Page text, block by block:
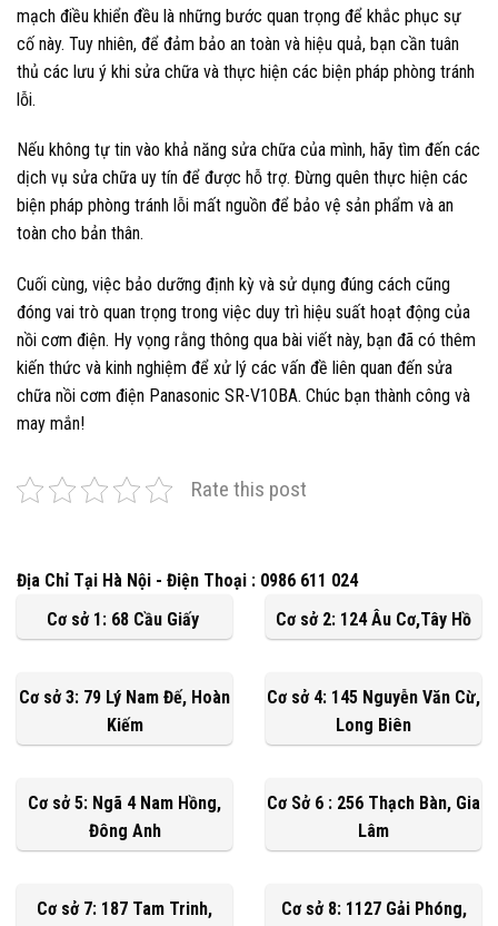
mạch điều khiển đều là những bước quan trọng để khắc phục sự
cố này. Tuy nhiên, để đảm bảo an toàn và hiệu quả, bạn cần tuân
thủ các lưu ý khi sửa chữa và thực hiện các biện pháp phòng tránh
lỗi.
Nếu không tự tin vào khả năng sửa chữa của mình, hãy tìm đến các
dịch vụ sửa chữa uy tín để được hỗ trợ. Đừng quên thực hiện các
biện pháp phòng tránh lỗi mất nguồn để bảo vệ sản phẩm và an
toàn cho bản thân.
Cuối cùng, việc bảo dưỡng định kỳ và sử dụng đúng cách cũng
đóng vai trò quan trọng trong việc duy trì hiệu suất hoạt động của
nồi cơm điện. Hy vọng rằng thông qua bài viết này, bạn đã có thêm
kiến thức và kinh nghiệm để xử lý các vấn đề liên quan đến sửa
chữa nồi cơm điện Panasonic SR-V10BA. Chúc bạn thành công và
may mắn!
Rate this post
Địa Chỉ Tại Hà Nội - Điện Thoại : 0986 611 024
Cơ sở 1: 68 Cầu Giấy
Cơ sở 2: 124 Âu Cơ,Tây Hồ
Cơ sở 3: 79 Lý Nam Đế, Hoàn
Kiếm
Cơ sở 4: 145 Nguyễn Văn Cừ,
Long Biên
Cơ sở 5: Ngã 4 Nam Hồng,
Đông Anh
Cơ Sở 6 : 256 Thạch Bàn, Gia
Lâm
Cơ sở 7: 187 Tam Trinh, Cơ sở 8: 1127 Gải Phóng,